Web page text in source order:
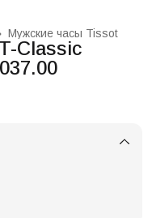
Мужские часы Tissot
Classic